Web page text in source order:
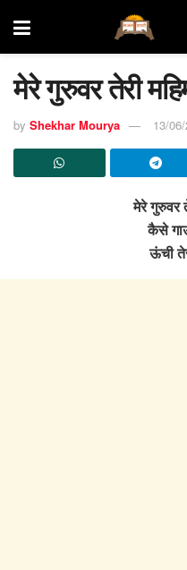
मेरे गुरुवर तेरी
by Shekhar Mourya 13/
मेरे गुरुवर
कैसे
ऊंची